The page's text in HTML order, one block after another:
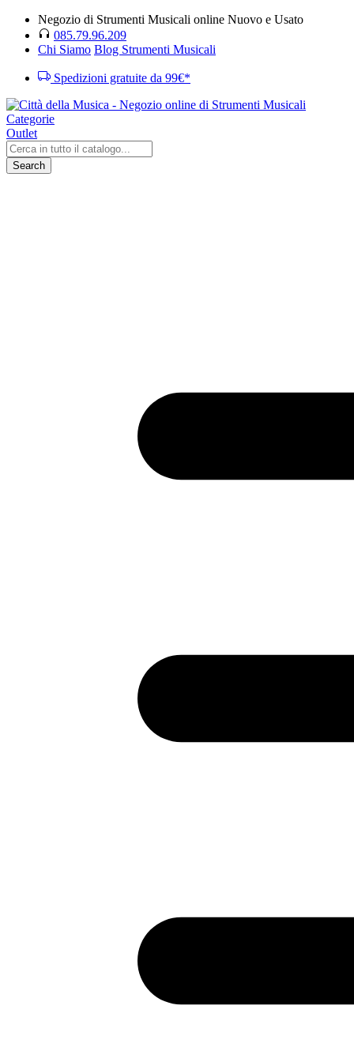
Negozio di Strumenti Musicali online Nuovo e Usato
085.79.96.209
Chi Siamo Blog Strumenti Musicali
Spedizioni gratuite da 99€*
Categorie
Outlet
Search